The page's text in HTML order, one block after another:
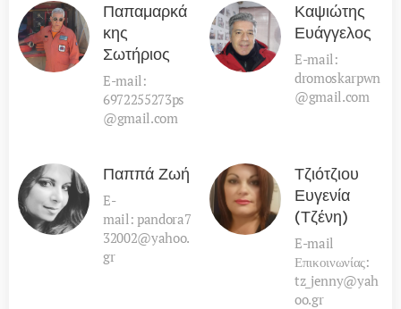
Παπαμαρκά
κης
Σωτήριος
E-mail:
6972255273ps
@gmail.com
Καψιώτης
Ευάγγελος
E-mail:
dromoskarpwn
@gmail.com
Παππά Ζωή
E-
mail: pandora7
32002@yahoo.
gr
Τζιότζιου
Ευγενία
(Τζένη)
E-mail
Επικοινωνίας:
tz_jenny@yah
oo.gr